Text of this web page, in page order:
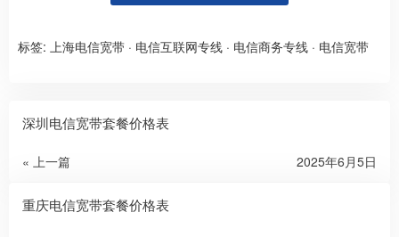
标签: 上海电信宽带 · 电信互联网专线 · 电信商务专线 · 电信宽带
深圳电信宽带套餐价格表
« 上一篇 2025年6月5日
重庆电信宽带套餐价格表